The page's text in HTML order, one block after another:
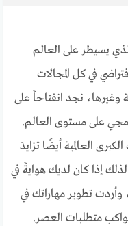
يسيطر على العالم
في كل المجالات
وغيرها، نجد انفتاحاً على
على مستوى العالم.
العالمية أيضًا تزايدَ
إذا كان لديك هوايةً في
وأردت تطوير مهاراتك في
متطلبات العصر.